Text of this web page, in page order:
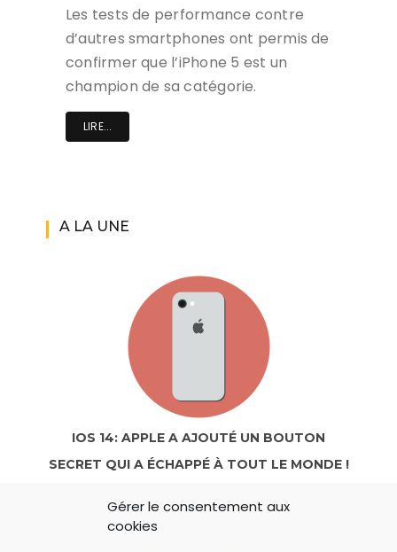
Gérer le consentement aux
cookies
Les tests de performance contre
d’autres smartphones ont permis de
confirmer que l’iPhone 5 est un
champion de sa catégorie.
LIRE...
A LA UNE
IOS 14: APPLE A AJOUTÉ UN BOUTON
SECRET QUI A ÉCHAPPÉ À TOUT LE MONDE !